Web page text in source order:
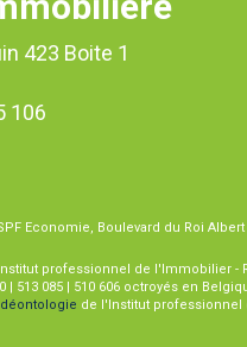
423 Boite 1
106
Economie, Boulevard du Roi Albert
professionnel de l'Immobilier -
| 513 085 | 510 606 octroyés en
de l'Institut professionnel